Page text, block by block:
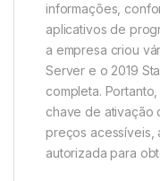
informações,
aplicativos de
a empresa criou
Server e o 2019
completa.
chave de ativação
preços acessíveis,
autorizada para